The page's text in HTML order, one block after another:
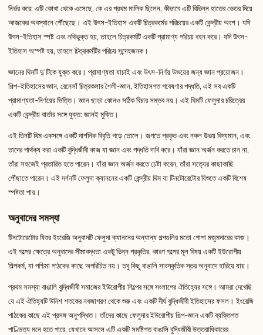
নির্ভর করে: এটি কোথা থেকে এসেছে, কে এর প্রথম মালিক ছিলেন, কীভাবে এটি বিভিন্ন হাতের ভেতর দিয়ে
আজকের অবস্থানে পৌঁছেছে। এই উৎস-ইতিহাস একটি চিত্রকর্মের পরিচয়ের একটি কেন্দ্রীয় অংশ। যদি
উৎস-ইতিহাস স্পষ্ট এবং নথিভুক্ত হয়, তাহলে চিত্রকর্মটি একটি প্রামাণ্য পরিচয় বহন করে। যদি উৎস-
ইতিহাস অস্পষ্ট হয়, তাহলে চিত্রকর্মটির পরিচয় সন্দেহজনক।
জ্ঞানের থিমটি দু’টিকে যুক্ত করে। প্রামাণ্যতা যাচাই এবং উৎস-নির্ণয় উভয়ের জন্য জ্ঞান প্রয়োজন।
শিল্প-ইতিহাসের জ্ঞান, রেনেসাঁ চিত্রকলার শৈলী-জ্ঞান, ইতিহাসগত গবেষণার পদ্ধতি, এই সব একটি
প্রামাণ্যতা-নির্ণয়ের ভিত্তি। জ্ঞান ছাড়া কোনও সঠিক বিচার সম্ভব নয়। এই থিমটি ফেলুদার চরিত্রের
একটি কেন্দ্রীয় বার্তার সঙ্গে যুক্ত: জ্ঞানই মুক্তি।
এই তিনটি থিম একসঙ্গে একটি দার্শনিক বিবৃতি গড়ে তোলে। জগতে প্রকৃত এবং নকল উভয় বিদ্যমান, এবং
তাদের পার্থক্য করা একটি বুদ্ধিজীবী কাজ যা জ্ঞান এবং পদ্ধতি দাবি করে। যাঁরা জ্ঞান অর্জন করতে চান না,
তাঁরা সহজেই প্রতারিত হতে পারেন। যাঁরা জ্ঞান অর্জন করতে চেষ্টা করেন, তাঁরা সত্যের কাছাকাছি
পৌঁছাতে পারেন। এই দর্শনটি ফেলুদা ক্যাননের একটি কেন্দ্রীয় থিম যা টিনটোরেটোর যিশুতে একটি বিশেষ
স্পষ্টতা পায়।
অনুবাদের সমস্যা
টিনটোরেটোর যিশুর ইংরেজি অনুবাদটি ফেলুদা ক্যাননের অন্যান্য গল্পগুলির মতো গোপা মজুমদারের কাজ।
এই গল্পের ক্ষেত্রে অনুবাদের সীমাবদ্ধতা একটু ভিন্ন প্রকৃতির, কারণ গল্পের মূল বিষয় একটি ইউরোপীয়
শিল্পকর্ম, যা পশ্চিমা পাঠকের কাছে অপরিচিত নয়। তবু কিছু বাঙালি সাংস্কৃতিক স্তর অনুবাদে হারিয়ে যায়।
প্রথম সমস্যা বাঙালি বুদ্ধিজীবী সমাজের ইউরোপীয় শিল্পের সঙ্গে সংলাপের ঐতিহ্যের সঙ্গে। আমরা দেখেছি
যে এই ঐতিহ্যটি উনিশ শতকের নবজাগরণ থেকে শুরু এবং একটি দীর্ঘ বুদ্ধিজীবী ইতিহাসের ফসল। ইংরেজি
পাঠকের কাছে এই প্রসঙ্গ অনুপস্থিত। তাঁদের কাছে ফেলুদার ইউরোপীয় শিল্প-জ্ঞান একটি ব্যক্তিগত
পাণ্ডিত্য মনে হতে পারে, যেখানে আসলে এটি একটি সমষ্টিগত বাঙালি বুদ্ধিজীবী উত্তরাধিকারের